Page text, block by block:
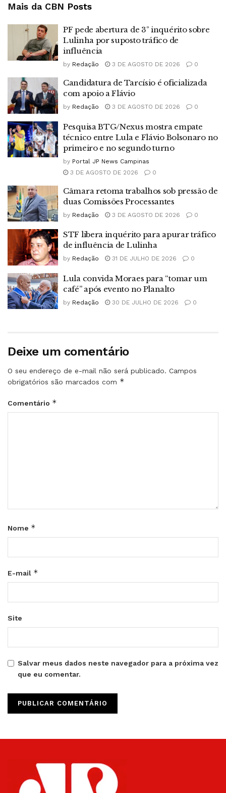
Mais da CBN Posts
PF pede abertura de 3º inquérito sobre
Lulinha por suposto tráfico de
influência
by Redação 3 DE AGOSTO DE 2026 0
Candidatura de Tarcísio é oficializada
com apoio a Flávio
by Redação 3 DE AGOSTO DE 2026 0
Pesquisa BTG/Nexus mostra empate
técnico entre Lula e Flávio Bolsonaro no
primeiro e no segundo turno
by Portal JP News Campinas
3 DE AGOSTO DE 2026
0
Câmara retoma trabalhos sob pressão de
duas Comissões Processantes
by Redação 3 DE AGOSTO DE 2026 0
STF libera inquérito para apurar tráfico
de influência de Lulinha
by Redação 31 DE JULHO DE 2026 0
Lula convida Moraes para “tomar um
café” após evento no Planalto
by Redação 30 DE JULHO DE 2026 0
Deixe um comentário
O seu endereço de e-mail não será publicado. Campos
obrigatórios são marcados com *
Comentário *
Nome *
E-mail *
Site
Salvar meus dados neste navegador para a próxima vez
que eu comentar.